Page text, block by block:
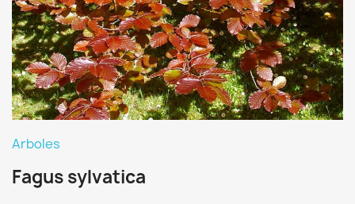
Arboles
Fagus sylvatica